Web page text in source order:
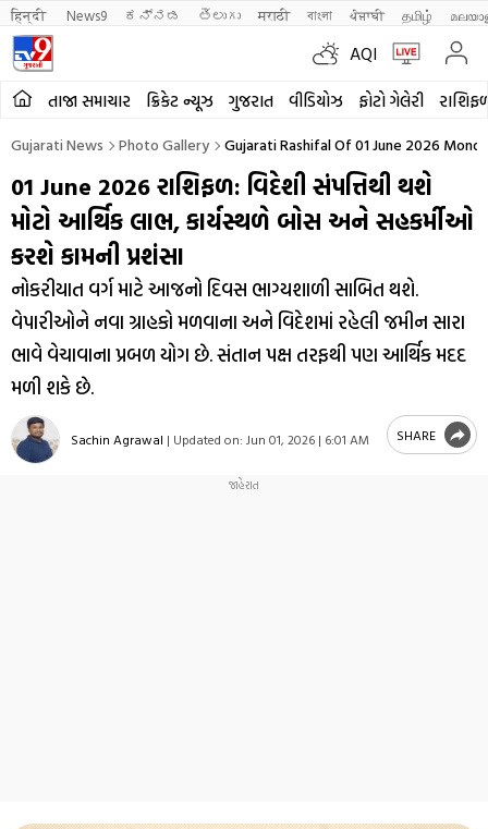
हिन्दी News9 ಕನ್ನಡ తెలుగు मराठी বাংলা ਪੰਜਾਬੀ தமிழ்
AQI
તાજા સમાચાર ક્રિકેટ ન્યૂઝ ગુજરાત વીડિયોઝ ફોટો ગેલેરી
Gujarati News Photo Gallery Gujarati Rashifal Of 01 June 2026
01 June 2026 રાશિફળ: વિદેશી સંપત્તિથી થશે
મોટો આર્થિક લાભ, કાર્યસ્થળે બોસ અને સહકર્મીઓ
કરશે કામની પ્રશંસા
નોકરીયાત વર્ગ માટે આજનો દિવસ ભાગ્યશાળી સાબિત થશે.
વેપારીઓને નવા ગ્રાહકો મળવાના અને વિદેશમાં રહેલી જમીન સારા
ભાવે વેચાવાના પ્રબળ યોગ છે. સંતાન પક્ષ તરફથી પણ આર્થિક મદદ
મળી શકે છે.
Sachin Agrawal | Updated on: Jun 01, 2026 | 6:01 AM SHARE